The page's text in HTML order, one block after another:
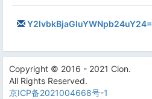
Y2lvbkBjaGluYWNpb24uY24=
Copyright © 2016 - 2021 Cion.
All Rights Reserved.
京ICP备2021004668号-1